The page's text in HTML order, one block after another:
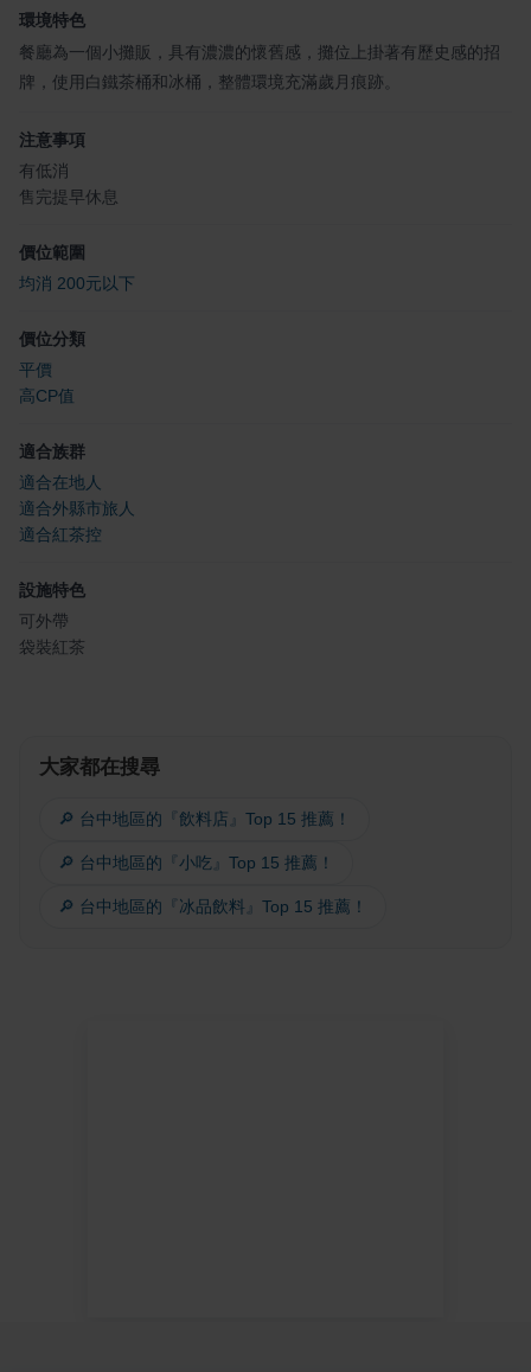
環境特色
餐廳為一個小攤販，具有濃濃的懷舊感，攤位上掛著有歷史感的招
牌，使用白鐵茶桶和冰桶，整體環境充滿歲月痕跡。
注意事項
有低消
售完提早休息
價位範圍
均消 200元以下
價位分類
平價
高CP值
適合族群
適合在地人
適合外縣市旅人
適合紅茶控
設施特色
可外帶
袋裝紅茶
大家都在搜尋
🔎 台中地區的『飲料店』Top 15 推薦！
🔎 台中地區的『小吃』Top 15 推薦！
🔎 台中地區的『冰品飲料』Top 15 推薦！